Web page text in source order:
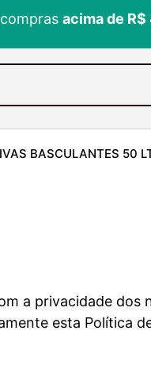
acima de
BASCULANTES 50
a privacidade
esta Política